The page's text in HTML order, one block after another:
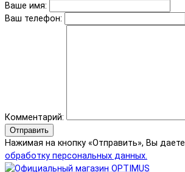
Ваше имя:
Ваш телефон:
Комментарий:
Отправить
Нажимая на кнопку «Отправить», Вы даете
обработку персональных данных.